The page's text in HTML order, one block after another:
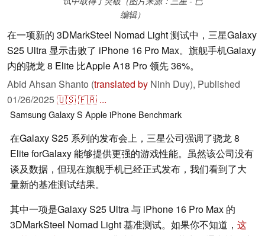
编辑）
在一项新的 3DMarkSteel Nomad Light 测试中，三星Galaxy
S25 Ultra 显示击败了 iPhone 16 Pro Max。旗舰手机Galaxy
内的骁龙 8 Elite 比Apple A18 Pro 领先 36%。
Abid Ahsan Shanto (translated by Ninh Duy), Published
01/26/2025🇺🇸🇫🇷 ...
Samsung Galaxy S AppleiPhone Benchmark
在Galaxy S25 系列的发布会上，三星公司强调了骁龙 8
Elite forGalaxy 能够提供更强的游戏性能。虽然该公司没有
谈及数据，但现在旗舰手机已经正式发布，我们看到了大
量新的基准测试结果。
其中一项是Galaxy S25 Ultra 与 iPhone 16 Pro Max 的
3DMarkSteel Nomad Light 基准测试。如果你不知道， 这